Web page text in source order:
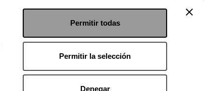
Permitir todas
Permitir la selección
Denegar